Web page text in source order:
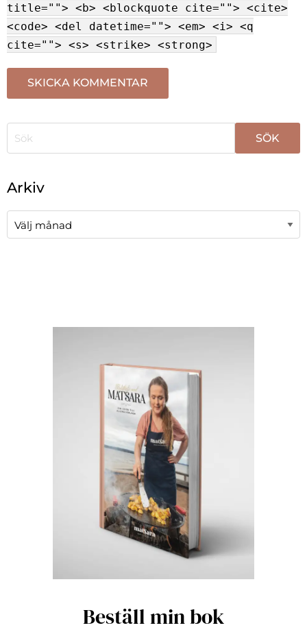
title=""> <b> <blockquote cite=""> <cite>
<code> <del datetime=""> <em> <i> <q
cite=""> <s> <strike> <strong>
Arkiv
Beställ min bok